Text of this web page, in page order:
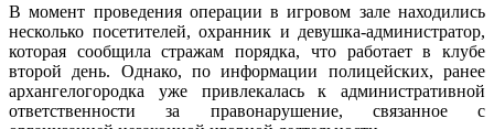
В момент проведения операции в игровом зале находились
несколько посетителей, охранник и девушка-администратор,
которая сообщила стражам порядка, что работает в клубе
второй день. Однако, по информации полицейских, ранее
архангелогородка уже привлекалась к административной
ответственности за правонарушение, связанное с